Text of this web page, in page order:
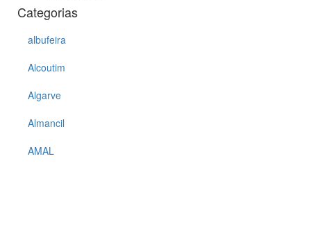
Categorias
albufeira
Alcoutim
Algarve
Almancil
AMAL